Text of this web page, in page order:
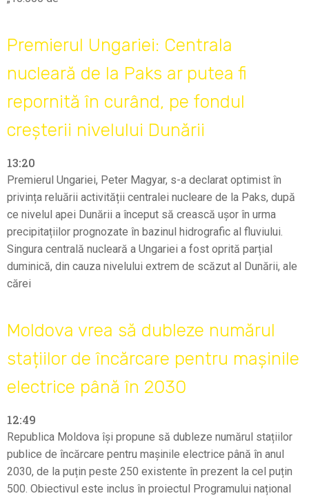
Premierul Ungariei: Centrala
nucleară de la Paks ar putea fi
repornită în curând, pe fondul
creșterii nivelului Dunării
13:20
Premierul Ungariei, Peter Magyar, s-a declarat optimist în
privința reluării activității centralei nucleare de la Paks, după
ce nivelul apei Dunării a început să crească ușor în urma
precipitațiilor prognozate în bazinul hidrografic al fluviului.
Singura centrală nucleară a Ungariei a fost oprită parțial
duminică, din cauza nivelului extrem de scăzut al Dunării, ale
cărei
Moldova vrea să dubleze numărul
stațiilor de încărcare pentru mașinile
electrice până în 2030
12:49
Republica Moldova își propune să dubleze numărul stațiilor
publice de încărcare pentru mașinile electrice până în anul
2030, de la puțin peste 250 existente în prezent la cel puțin
500. Obiectivul este inclus în proiectul Programului național